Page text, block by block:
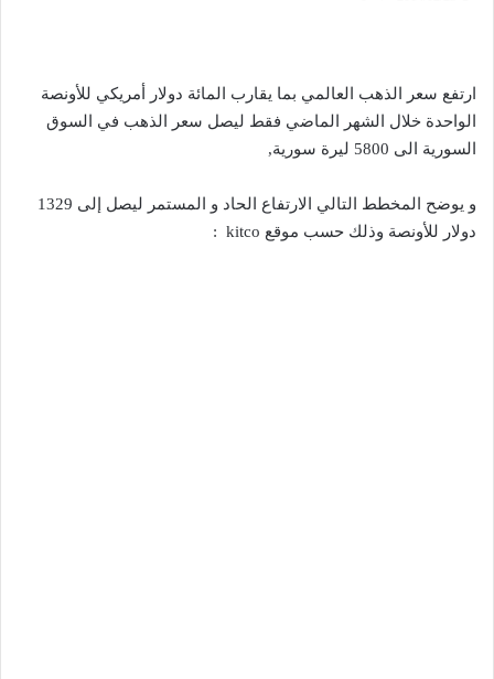
ارتفع سعر الذهب العالمي بما يقارب المائة دولار أمريكي للأونصة
الواحدة خلال الشهر الماضي فقط ليصل سعر الذهب في السوق
السورية الى 5800 ليرة سورية,
و يوضح المخطط التالي الارتفاع الحاد و المستمر ليصل إلى 1329
دولار للأونصة وذلك حسب موقع kitco :